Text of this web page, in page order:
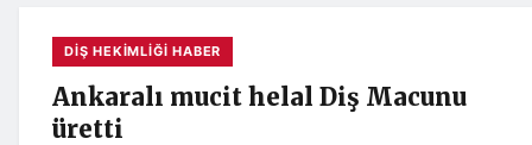
DIŞ HEKIMLIĞI HABER
Ankaralı mucit helal Diş Macunu
üretti